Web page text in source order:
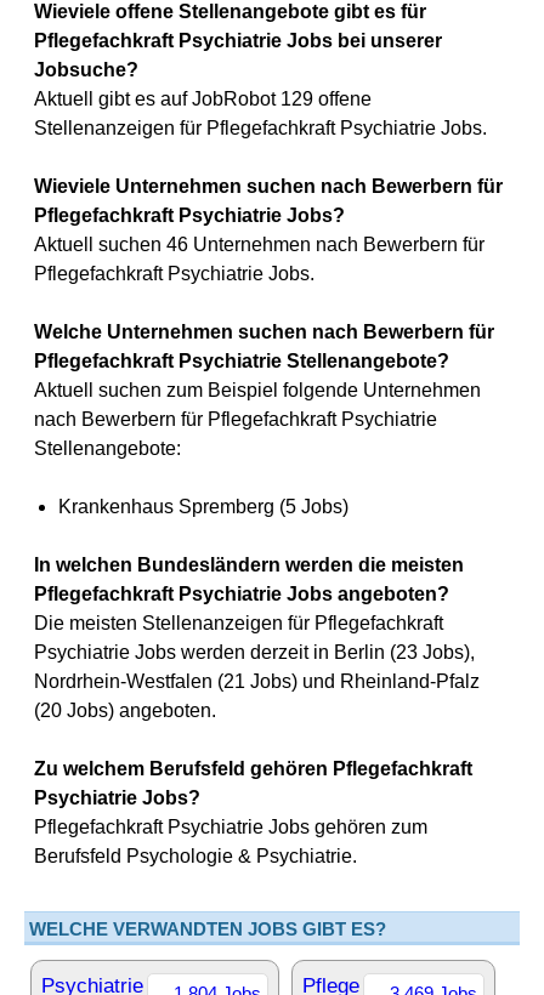
Wieviele offene Stellenangebote gibt es für
Pflegefachkraft Psychiatrie Jobs bei unserer
Jobsuche?
Aktuell gibt es auf JobRobot 129 offene
Stellenanzeigen für Pflegefachkraft Psychiatrie Jobs.
Wieviele Unternehmen suchen nach Bewerbern für
Pflegefachkraft Psychiatrie Jobs?
Aktuell suchen 46 Unternehmen nach Bewerbern für
Pflegefachkraft Psychiatrie Jobs.
Welche Unternehmen suchen nach Bewerbern für
Pflegefachkraft Psychiatrie Stellenangebote?
Aktuell suchen zum Beispiel folgende Unternehmen
nach Bewerbern für Pflegefachkraft Psychiatrie
Stellenangebote:
Krankenhaus Spremberg (5 Jobs)
In welchen Bundesländern werden die meisten
Pflegefachkraft Psychiatrie Jobs angeboten?
Die meisten Stellenanzeigen für Pflegefachkraft
Psychiatrie Jobs werden derzeit in Berlin (23 Jobs),
Nordrhein-Westfalen (21 Jobs) und Rheinland-Pfalz
(20 Jobs) angeboten.
Zu welchem Berufsfeld gehören Pflegefachkraft
Psychiatrie Jobs?
Pflegefachkraft Psychiatrie Jobs gehören zum
Berufsfeld Psychologie & Psychiatrie.
WELCHE VERWANDTEN JOBS GIBT ES?
Psychiatrie Pflege